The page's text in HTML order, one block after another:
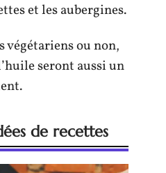
et les aubergines.
végétariens ou non,
seront aussi un
de recettes